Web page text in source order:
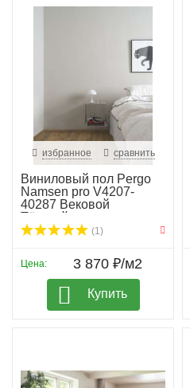
избранное сравнить
Виниловый пол Pergo
Namsen pro V4207-
40287 Вековой
Тёмный...
(1)
Цена: 3 870 ₽/м2
Купить